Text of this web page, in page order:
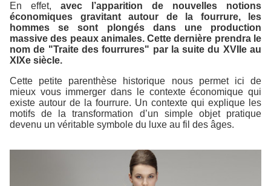
En effet, avec l’apparition de nouvelles notions
économiques gravitant autour de la fourrure, les
hommes se sont plongés dans une production
massive des peaux animales. Cette dernière prendra le
nom de "Traite des fourrures" par la suite du XVIIe au
XIXe siècle.
Cette petite parenthèse historique nous permet ici de
mieux vous immerger dans le contexte économique qui
existe autour de la fourrure. Un contexte qui explique les
motifs de la transformation d’un simple objet pratique
devenu un véritable symbole du luxe au fil des âges.